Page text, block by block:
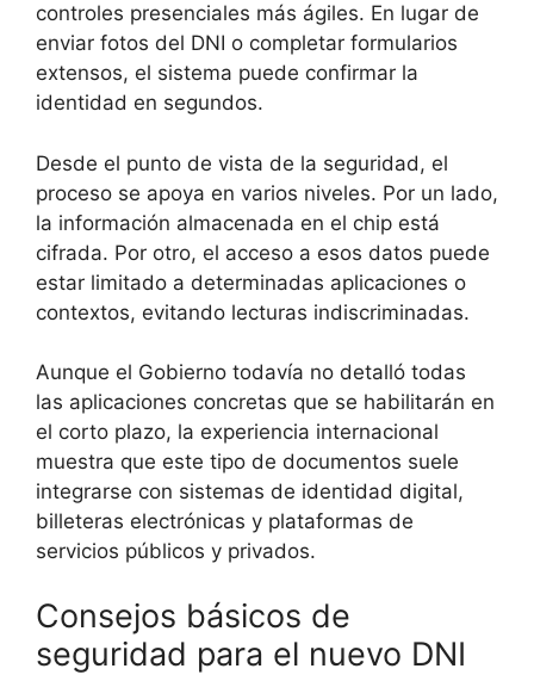
controles presenciales más ágiles. En lugar de
enviar fotos del DNI o completar formularios
extensos, el sistema puede confirmar la
identidad en segundos.
Desde el punto de vista de la seguridad, el
proceso se apoya en varios niveles. Por un lado,
la información almacenada en el chip está
cifrada. Por otro, el acceso a esos datos puede
estar limitado a determinadas aplicaciones o
contextos, evitando lecturas indiscriminadas.
Aunque el Gobierno todavía no detalló todas
las aplicaciones concretas que se habilitarán en
el corto plazo, la experiencia internacional
muestra que este tipo de documentos suele
integrarse con sistemas de identidad digital,
billeteras electrónicas y plataformas de
servicios públicos y privados.
Consejos básicos de
seguridad para el nuevo DNI